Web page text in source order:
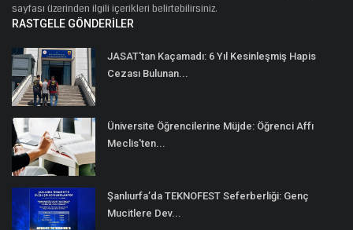
sayfası üzerinden ilgili içerikleri belirtebilirsiniz.
RASTGELE GÖNDERILER
JASAT'tan Kaçamadı: 6 Yıl Kesinleşmiş Hapis
Cezası Bulunan...
Üniversite Öğrencilerine Müjde: Öğrenci Affı
Meclis'ten...
Şanlıurfa’da TEKNOFEST Seferberliği: Genç
Mucitlere Dev...